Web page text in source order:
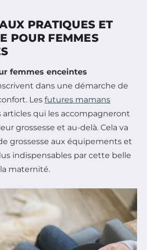
PRATIQUES ET
POUR FEMMES
femmes enceintes
dans une démarche de
Les futures mamans
qui les accompagneront
grossesse et au-delà. Cela va
grossesse aux équipements et
indispensables par cette belle
maternité.